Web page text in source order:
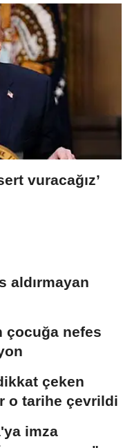
vuracağız’
aldırmayan
çocuğa nefes
çeken
o tarihe çevrildi
imza